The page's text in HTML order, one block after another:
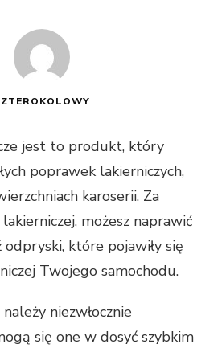
jest to produkt, który
poprawek lakierniczych,
karoserii. Za
możesz naprawić
które pojawiły się
Twojego samochodu.
niezwłocznie
się one w dosyć szybkim